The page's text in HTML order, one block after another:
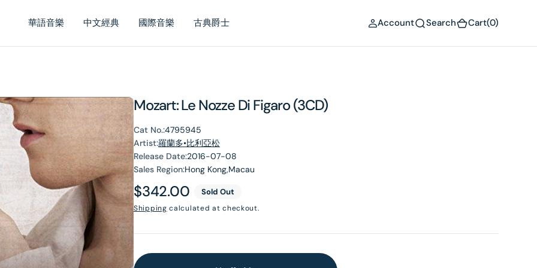
華語音樂 中文經典 國際音樂 古典爵士 Account Search Cart(0)
Mozart: Le Nozze Di Figaro (3CD)
Cat No.:4795945
Artist:羅蘭多•比利亞松
Release Date:2016-07-08
Sales Region:Hong Kong,Macau
Regular
price
$342.00 Sold Out
Shipping calculated at checkout.